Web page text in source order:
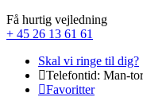
Få hurtig vejledning
+ 45 26 13 61 61
Skal vi ringe til dig?
Telefontid: Man-
Favoritter